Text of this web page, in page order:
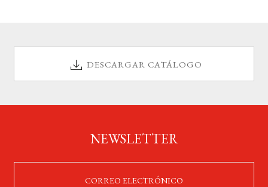
DESCARGAR CATÁLOGO
NEWSLETTER